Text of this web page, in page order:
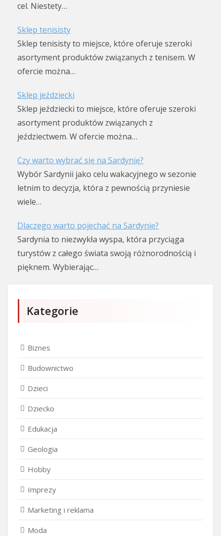
cel. Niestety…
Sklep tenisisty
Sklep tenisisty to miejsce, które oferuje szeroki
asortyment produktów związanych z tenisem. W
ofercie można…
Sklep jeździecki
Sklep jeździecki to miejsce, które oferuje szeroki
asortyment produktów związanych z
jeździectwem. W ofercie można…
Czy warto wybrać się na Sardynię?
Wybór Sardynii jako celu wakacyjnego w sezonie
letnim to decyzja, która z pewnością przyniesie
wiele…
Dlaczego warto pojechać na Sardynię?
Sardynia to niezwykła wyspa, która przyciąga
turystów z całego świata swoją różnorodnością i
pięknem. Wybierając…
Kategorie
Biznes
Budownictwo
Dzieci
Dziecko
Edukacja
Geologia
Hobby
Imprezy
Marketing i reklama
Moda